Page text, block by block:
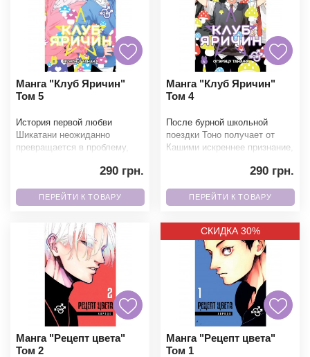
Манга "Клуб Яричин"
Том 5
История первой любви
Шикатани неожиданно
превращается в проблему,
приходится объединиться
290 грн.
ПЕРЕЙТИ К ТОВАРУ
Манга "Клуб Яричин"
Том 4
После бурной школьной
поездки Тоно получает от
Кашими искреннее признание,
290 грн.
ПЕРЕЙТИ К ТОВАРУ
Манга "Рецепт цвета"
Том 2
СКИДКА 30%
Манга "Рецепт цвета"
Том 1